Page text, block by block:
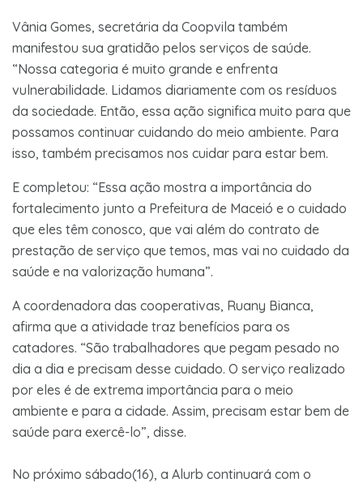
Vânia Gomes, secretária da Coopvila também
manifestou sua gratidão pelos serviços de saúde.
“Nossa categoria é muito grande e enfrenta
vulnerabilidade. Lidamos diariamente com os resíduos
da sociedade. Então, essa ação significa muito para que
possamos continuar cuidando do meio ambiente. Para
isso, também precisamos nos cuidar para estar bem.
E completou: “Essa ação mostra a importância do
fortalecimento junto a Prefeitura de Maceió e o cuidado
que eles têm conosco, que vai além do contrato de
prestação de serviço que temos, mas vai no cuidado da
saúde e na valorização humana”.
A coordenadora das cooperativas, Ruany Bianca,
afirma que a atividade traz benefícios para os
catadores. “São trabalhadores que pegam pesado no
dia a dia e precisam desse cuidado. O serviço realizado
por eles é de extrema importância para o meio
ambiente e para a cidade. Assim, precisam estar bem de
saúde para exercê-lo”, disse.
No próximo sábado(16), a Alurb continuará com o